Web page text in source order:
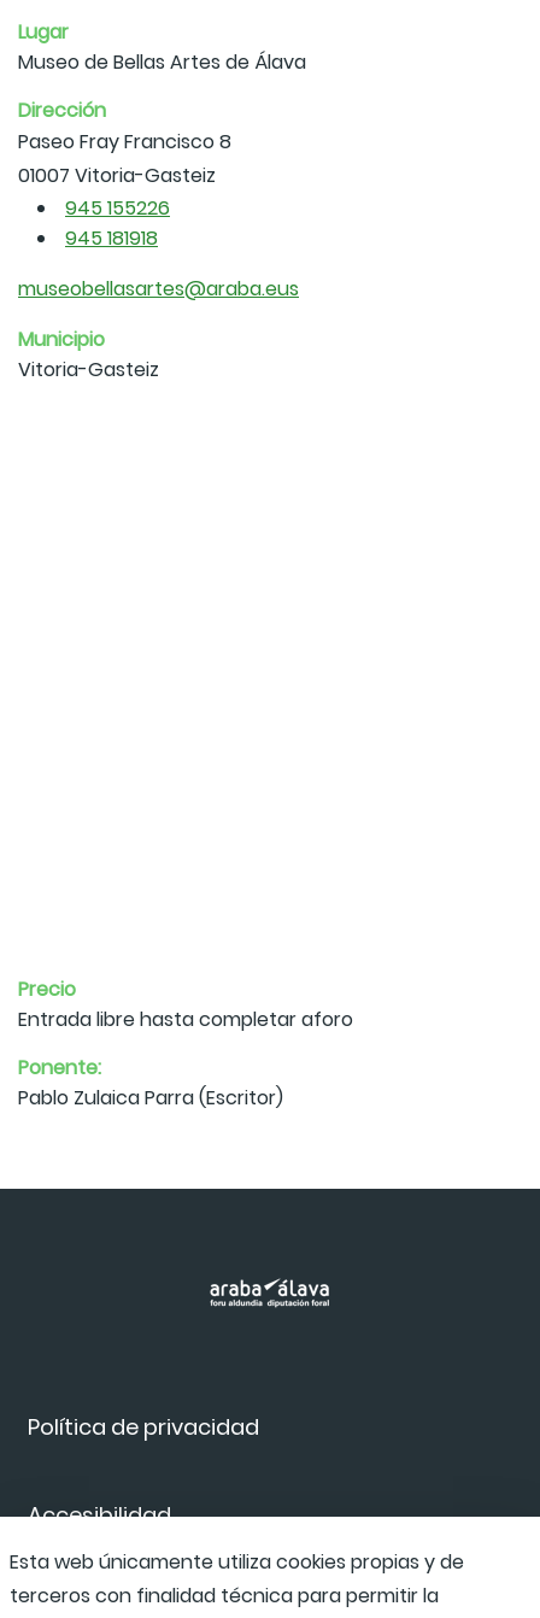
Lugar
Museo de Bellas Artes de Álava
Dirección
Paseo Fray Francisco 8
01007 Vitoria-Gasteiz
945 155226
945 181918
museobellasartes@araba.eus
Municipio
Vitoria-Gasteiz
Precio
Entrada libre hasta completar aforo
Ponente:
Pablo Zulaica Parra (Escritor)
Política de privacidad
Accesibilidad
Canal de denuncias
Esta web únicamente utiliza cookies propias y de
terceros con finalidad técnica para permitir la